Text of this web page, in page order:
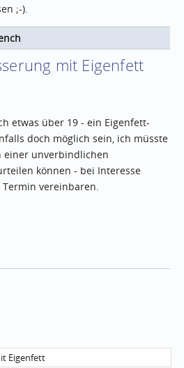
;-).
mit Eigenfett
etwas über 19 - ein Eigenfett-
doch möglich sein, ich müsste
einer unverbindlichen
können - bei Interesse
vereinbaren.